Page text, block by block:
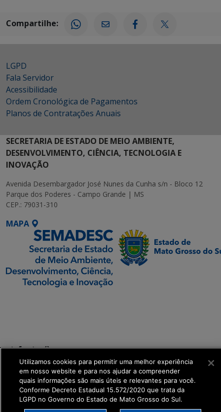
Compartilhe:
LGPD
Fala Servidor
Acessibilidade
Ordem Cronológica de Pagamentos
Planos de Contratações Anuais
SECRETARIA DE ESTADO DE MEIO AMBIENTE,
DESENVOLVIMENTO, CIÊNCIA, TECNOLOGIA E
INOVAÇÃO
Avenida Desembargador José Nunes da Cunha s/n - Bloco 12
Parque dos Poderes - Campo Grande | MS
CEP.: 79031-310
MAPA
get_footer();
Utilizamos cookies para permitir uma melhor experiência
em nosso website e para nos ajudar a compreender
quais informações são mais úteis e relevantes para você.
Conforme Decreto Estadual 15.572/2020 que trata da
LGPD no Governo do Estado de Mato Grosso do Sul.